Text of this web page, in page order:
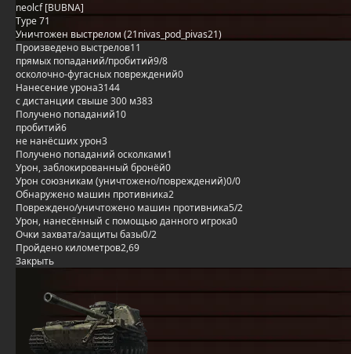
neolcf [BUBNA]
Type 71
Уничтожен выстрелом (21nivas_pod_pivas21)
Произведено выстрелов11
прямых попаданий/пробитий9/8
осколочно-фугасных повреждений0
Нанесение урона3144
с дистанции свыше 300 м383
Получено попаданий10
пробитий6
не нанёсших урон3
Получено попаданий осколками1
Урон, заблокированный бронёй0
Урон союзникам (уничтожено/повреждений)0/0
Обнаружено машин противника2
Повреждено/уничтожено машин противника5/2
Урон, нанесённый с помощью данного игрока0
Очки захвата/защиты базы0/2
Пройдено километров2,69
Закрыть